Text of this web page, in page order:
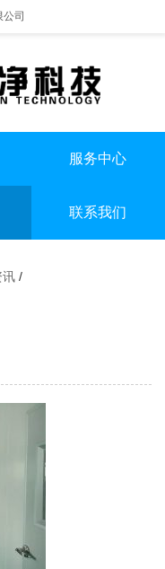
司
服务中心
手术室净化装修
实验室净化装修
联系我们
讯 /